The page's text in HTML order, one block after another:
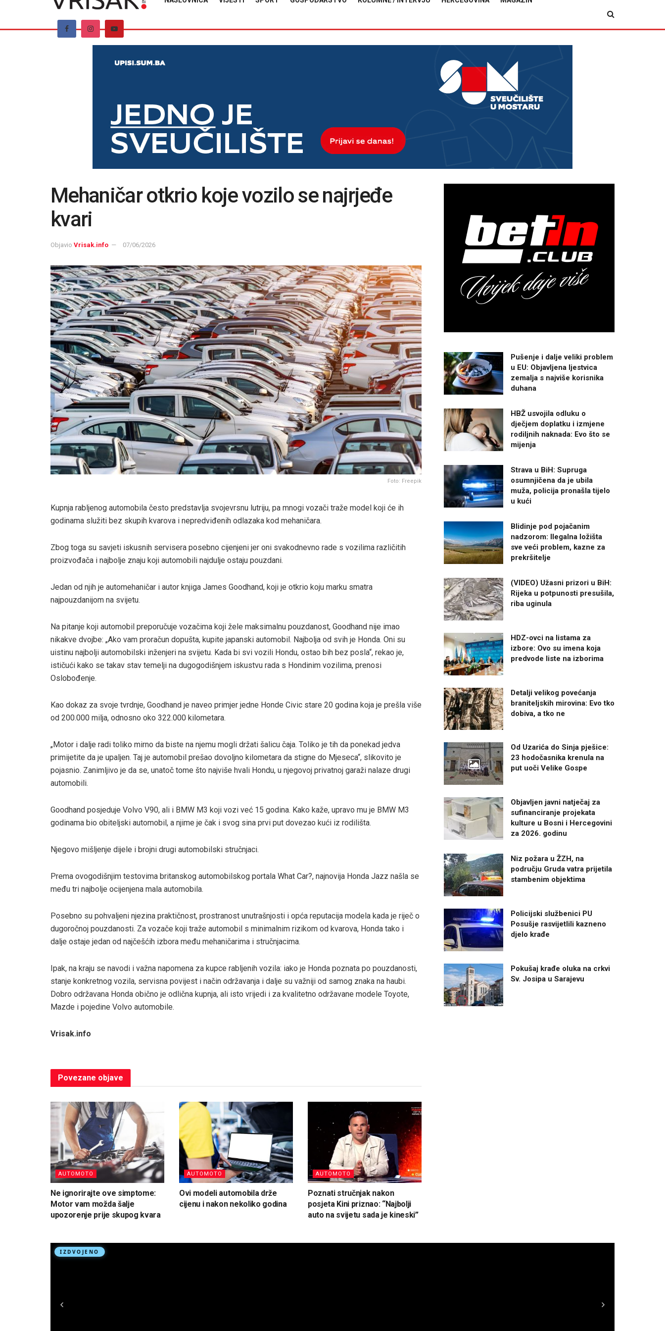
Mehaničar otkrio koje vozilo se najrjeđe
kvari
Objavio Vrisak.info 07/06/2026
Foto: Freepik
Kupnja rabljenog automobila često predstavlja svojevrsnu lutriju, pa mnogi vozači traže model koji će ih
godinama služiti bez skupih kvarova i nepredviđenih odlazaka kod mehaničara.
Zbog toga su savjeti iskusnih servisera posebno cijenjeni jer oni svakodnevno rade s vozilima različitih
proizvođača i najbolje znaju koji automobili najdulje ostaju pouzdani.
Jedan od njih je automehaničar i autor knjiga James Goodhand, koji je otkrio koju marku smatra
najpouzdanijom na svijetu.
Na pitanje koji automobil preporučuje vozačima koji žele maksimalnu pouzdanost, Goodhand nije imao
nikakve dvojbe: „Ako vam proračun dopušta, kupite japanski automobil. Najbolja od svih je Honda. Oni su
uistinu najbolji automobilski inženjeri na svijetu. Kada bi svi vozili Hondu, ostao bih bez posla“, rekao je,
ističući kako se takav stav temelji na dugogodišnjem iskustvu rada s Hondinim vozilima, prenosi
Oslobođenje.
Kao dokaz za svoje tvrdnje, Goodhand je naveo primjer jedne Honde Civic stare 20 godina koja je prešla više
od 200.000 milja, odnosno oko 322.000 kilometara.
„Motor i dalje radi toliko mirno da biste na njemu mogli držati šalicu čaja. Toliko je tih da ponekad jedva
primijetite da je upaljen. Taj je automobil prešao dovoljno kilometara da stigne do Mjeseca“, slikovito je
pojasnio. Zanimljivo je da se, unatoč tome što najviše hvali Hondu, u njegovoj privatnoj garaži nalaze drugi
automobili.
Goodhand posjeduje Volvo V90, ali i BMW M3 koji vozi već 15 godina. Kako kaže, upravo mu je BMW M3
godinama bio obiteljski automobil, a njime je čak i svog sina prvi put dovezao kući iz rodilišta.
Njegovo mišljenje dijele i brojni drugi automobilski stručnjaci.
Prema ovogodišnjim testovima britanskog automobilskog portala What Car?, najnovija Honda Jazz našla se
među tri najbolje ocijenjena mala automobila.
Posebno su pohvaljeni njezina praktičnost, prostranost unutrašnjosti i opća reputacija modela kada je riječ o
dugoročnoj pouzdanosti. Za vozače koji traže automobil s minimalnim rizikom od kvarova, Honda tako i
dalje ostaje jedan od najčešćih izbora među mehaničarima i stručnjacima.
Ipak, na kraju se navodi i važna napomena za kupce rabljenih vozila: iako je Honda poznata po pouzdanosti,
stanje konkretnog vozila, servisna povijest i način održavanja i dalje su važniji od samog znaka na haubi.
Dobro održavana Honda obično je odlična kupnja, ali isto vrijedi i za kvalitetno održavane modele Toyote,
Mazde i pojedine Volvo automobile.
Vrisak.info
Povezane objave
AUTOMOTO
Ne ignorirajte ove simptome:
Motor vam možda šalje
upozorenje prije skupog kvara
AUTOMOTO
Ovi modeli automobila drže
cijenu i nakon nekoliko godina
AUTOMOTO
Poznati stručnjak nakon
posjeta Kini priznao: “Najbolji
auto na svijetu sada je kineski”
Pušenje i dalje veliki problem
u EU: Objavljena ljestvica
zemalja s najviše korisnika
duhana
HBŽ usvojila odluku o
dječjem doplatku i izmjene
rodiljnih naknada: Evo što se
mijenja
Strava u BiH: Supruga
osumnjičena da je ubila
muža, policija pronašla tijelo
u kući
Blidinje pod pojačanim
nadzorom: Ilegalna ložišta
sve veći problem, kazne za
prekršitelje
(VIDEO) Užasni prizori u BiH:
Rijeka u potpunosti presušila,
riba uginula
HDZ-ovci na listama za
izbore: Ovo su imena koja
predvode liste na izborima
Detalji velikog povećanja
braniteljskih mirovina: Evo tko
dobiva, a tko ne
Od Uzarića do Sinja pješice:
23 hodočasnika krenula na
put uoči Velike Gospe
Objavljen javni natječaj za
sufinanciranje projekata
kulture u Bosni i Hercegovini
za 2026. godinu
Niz požara u ŽZH, na
području Gruda vatra prijetila
stambenim objektima
Policijski službenici PU
Posušje rasvijetlili kazneno
djelo krađe
Pokušaj krađe oluka na crkvi
Sv. Josipa u Sarajevu